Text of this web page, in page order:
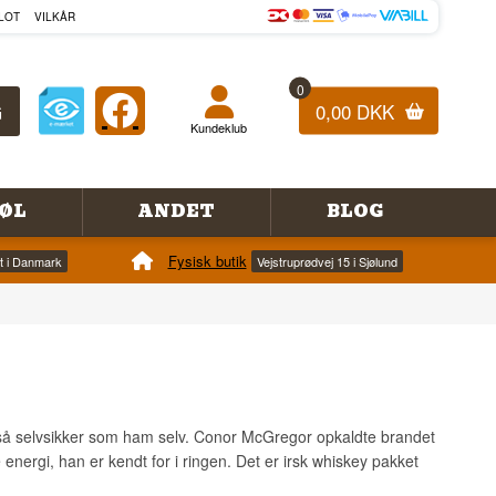
VILKÅR
0
0,00 DKK
Kundeklub
ØL ANDET BLOG
i Danmark Fysisk butik Vejstruprødvej 15 i Sjølund
selvsikker som ham selv. Conor McGregor opkaldte brandet
han er kendt for i ringen. Det er irsk whiskey pakket